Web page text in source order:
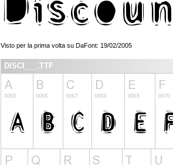
Visto per la prima volta su DaFont: 19/02/2005
DISCI___.TTF